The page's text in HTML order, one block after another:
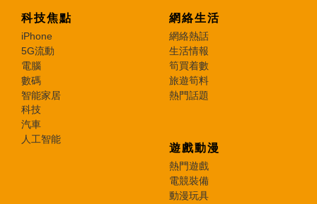
科技焦點
iPhone
5G流動
電腦
數碼
智能家居
科技
汽車
人工智能
網絡生活
網絡熱話
生活情報
筍買着數
旅遊筍料
熱門話題
遊戲動漫
熱門遊戲
電競裝備
動漫玩具